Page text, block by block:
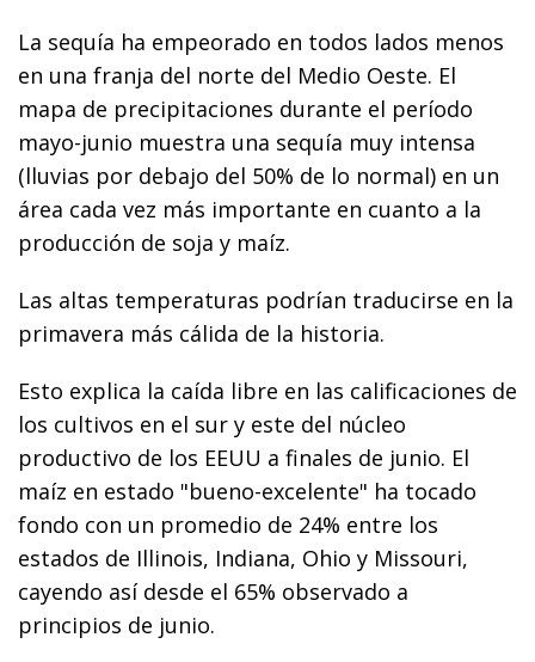
La sequía ha empeorado en todos lados menos
en una franja del norte del Medio Oeste. El
mapa de precipitaciones durante el período
mayo-junio muestra una sequía muy intensa
(lluvias por debajo del 50% de lo normal) en un
área cada vez más importante en cuanto a la
producción de soja y maíz.
Las altas temperaturas podrían traducirse en la
primavera más cálida de la historia.
Esto explica la caída libre en las calificaciones de
los cultivos en el sur y este del núcleo
productivo de los EEUU a finales de junio. El
maíz en estado "bueno-excelente" ha tocado
fondo con un promedio de 24% entre los
estados de Illinois, Indiana, Ohio y Missouri,
cayendo así desde el 65% observado a
principios de junio.